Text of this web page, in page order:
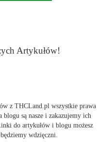
Artykułów!
z THCLand.pl wszystkie prawa
blogu są nasze i zakazujemy ich
do artykułów i blogu możesz
wdzięczni.